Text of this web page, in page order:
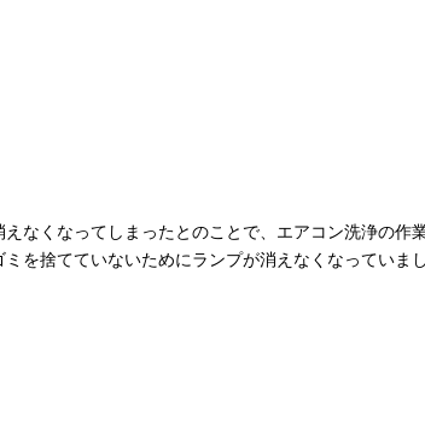
なくなってしまったとのことで、エアコン洗浄の作
を捨てていないためにランプが消えなくなってい